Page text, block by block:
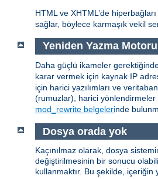
HTML ve XHTML’de
sağlar, böylece karmaşık vekil
Yeniden Yazma Motoru
Daha güçlü ikameler
karar vermek için kaynak IP
için harici yazılımları ve
(rumuzlar), harici yönlendirmeler
mod_rewrite belgelerinde
Dosya orada yok
Kaçınılmaz olarak, dosya
değiştirilmesinin bir sonucu
kullanmaktır. Bu şekilde,